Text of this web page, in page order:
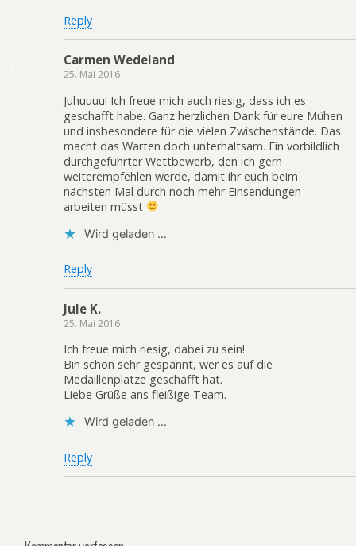
Reply
Carmen Wedeland
25. Mai 2016
Juhuuuu! Ich freue mich auch riesig, dass ich es
geschafft habe. Ganz herzlichen Dank für eure Mühen
und insbesondere für die vielen Zwischenstände. Das
macht das Warten doch unterhaltsam. Ein vorbildlich
durchgeführter Wettbewerb, den ich gern
weiterempfehlen werde, damit ihr euch beim
nächsten Mal durch noch mehr Einsendungen
arbeiten müsst
Wird geladen …
Reply
Jule K.
25. Mai 2016
Ich freue mich riesig, dabei zu sein!
Bin schon sehr gespannt, wer es auf die
Medaillenplätze geschafft hat.
Liebe Grüße ans fleißige Team.
Wird geladen …
Reply